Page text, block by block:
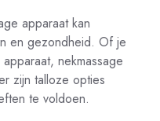
apparaat kan
en gezondheid. Of je
nekmassage
zijn talloze opties
te voldoen.